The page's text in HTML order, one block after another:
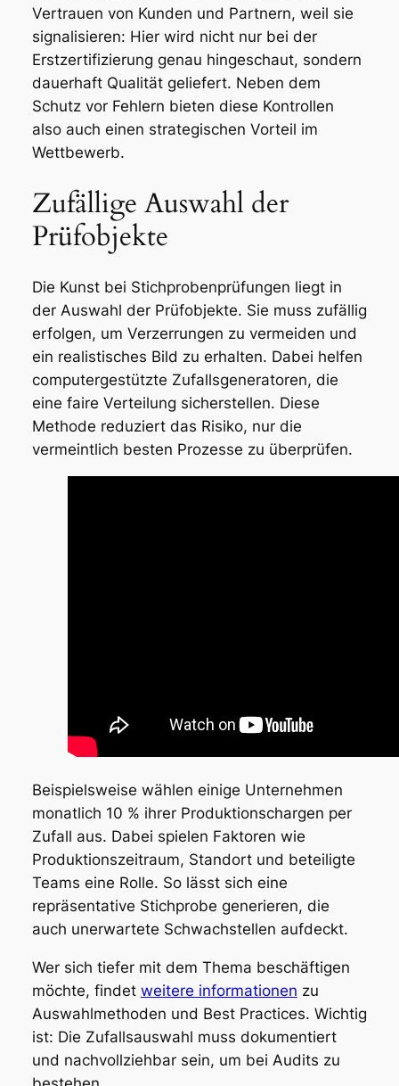
Vertrauen von Kunden und Partnern, weil sie
signalisieren: Hier wird nicht nur bei der
Erstzertifizierung genau hingeschaut, sondern
dauerhaft Qualität geliefert. Neben dem
Schutz vor Fehlern bieten diese Kontrollen
also auch einen strategischen Vorteil im
Wettbewerb.
Zufällige Auswahl der
Prüfobjekte
Die Kunst bei Stichprobenprüfungen liegt in
der Auswahl der Prüfobjekte. Sie muss zufällig
erfolgen, um Verzerrungen zu vermeiden und
ein realistisches Bild zu erhalten. Dabei helfen
computergestützte Zufallsgeneratoren, die
eine faire Verteilung sicherstellen. Diese
Methode reduziert das Risiko, nur die
vermeintlich besten Prozesse zu überprüfen.
Beispielsweise wählen einige Unternehmen
monatlich 10 % ihrer Produktionschargen per
Zufall aus. Dabei spielen Faktoren wie
Produktionszeitraum, Standort und beteiligte
Teams eine Rolle. So lässt sich eine
repräsentative Stichprobe generieren, die
auch unerwartete Schwachstellen aufdeckt.
Wer sich tiefer mit dem Thema beschäftigen
möchte, findet weitere informationen zu
Auswahlmethoden und Best Practices. Wichtig
ist: Die Zufallsauswahl muss dokumentiert
und nachvollziehbar sein, um bei Audits zu